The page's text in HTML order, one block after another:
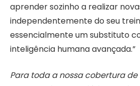
aprender sozinho a realizar
independentemente do seu
essencialmente um substituto
inteligência humana avançada.”
Para toda a nossa cobertura de